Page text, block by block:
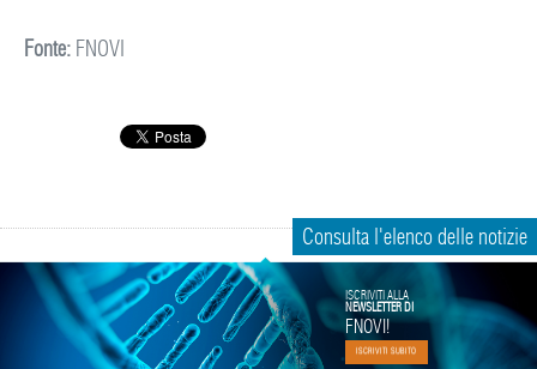
Fonte: FNOVI
Consulta l'elenco delle notizie
FNOVI!
ISCRIVITI SUBITO
ISCRIVITI ALLA
NEWSLETTER DI